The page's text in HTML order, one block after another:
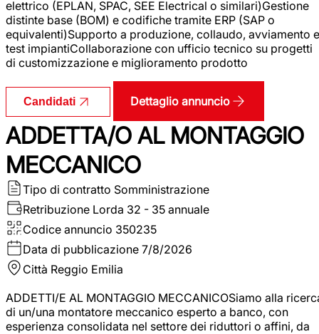
elettrico (EPLAN, SPAC, SEE Electrical o similari)Gestione
distinte base (BOM) e codifiche tramite ERP (SAP o
equivalenti)Supporto a produzione, collaudo, avviamento e
test impiantiCollaborazione con ufficio tecnico su progetti
di customizzazione e miglioramento prodotto
Candidati Dettaglio annuncio
ADDETTA/O AL MONTAGGIO
MECCANICO
Tipo di contratto Somministrazione
Retribuzione Lorda 32 - 35 annuale
Codice annuncio 350235
Data di pubblicazione 7/8/2026
Città Reggio Emilia
ADDETTI/E AL MONTAGGIO MECCANICOSiamo alla
di un/una montatore meccanico esperto a banco, con
esperienza consolidata nel settore dei riduttori o affini, da